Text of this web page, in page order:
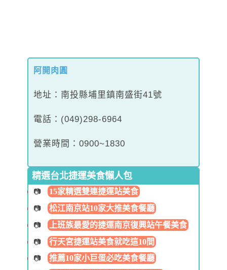
阿開肉圓
地址：南投縣埔里鎮南盛街41號
電話：(049)298-6964
營業時間：0900~1830
精選台北捷運美食懶人包
15家精選雙連捷運站美食
松江南京站10家大推美食餐廳
上班族最愛的捷運南京復興站午餐美食
行天宮捷運站美食就吃這10間
推薦10家小巨蛋必吃美食餐廳